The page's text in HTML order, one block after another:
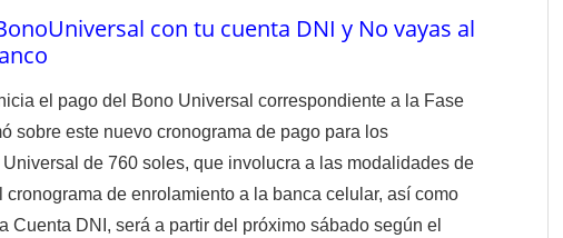
con tu cuenta DNI y No vayas al
el pago del Bono Universal correspondiente a la Fase
sobre este nuevo cronograma de pago para los
de 760 soles, que involucra a las modalidades de
de enrolamiento a la banca celular, así como
Cuenta DNI, será a partir del próximo sábado según el